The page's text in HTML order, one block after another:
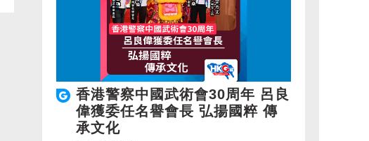
香港警察中國武術會30周年 呂良
偉獲委任名譽會長 弘揚國粹 傳
承文化